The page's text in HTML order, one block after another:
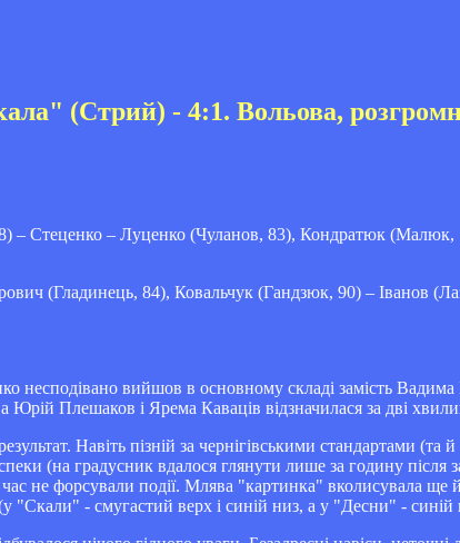
(Стрий) - 4:1. Вольова,
– Стеценко – Луценко (Чуланов, 83), Кондратюк (Малюк,
(Гладинець, 84), Ковальчук (Гандзюк, 90) – Іванов
несподівано вийшов в основному складі замість Вадима
Плешаков і Ярема Каваців відзначилася за дві
Навіть пізній за чернігівськими стандартами (та й
(на градусник вдалося глянути лише за годину після
не форсували події. Млява "картинка" вколисувала ще
- смугастий верх і синій низ, а у "Десни" - синій